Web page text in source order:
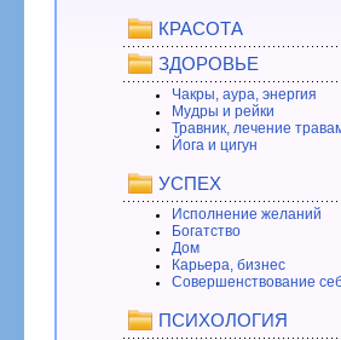
КРАСОТА
ЗДОРОВЬЕ
Чакры, аура, энергия
Мудры и рейки
Травник, лечение
Йога и цигун
УСПЕХ
Исполнение желаний
Богатство
Дом
Карьера, бизнес
Совершенствование
ПСИХОЛОГИЯ